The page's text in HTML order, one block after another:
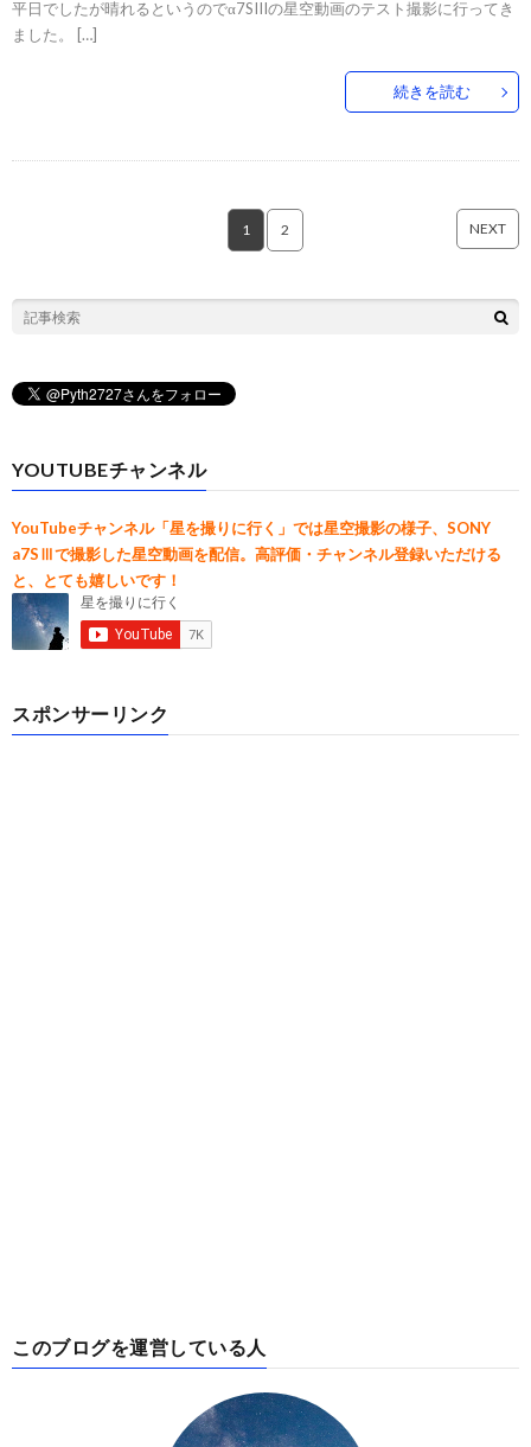
平日でしたが晴れるというのでα7SIIIの星空動画のテスト撮影に行ってき
ました。 […]
続きを読む
1 2 NEXT
YOUTUBEチャンネル
YouTubeチャンネル「星を撮りに行く」では星空撮影の様子、SONY
a7SⅢで撮影した星空動画を配信。高評価・チャンネル登録いただける
と、とても嬉しいです！
スポンサーリンク
このブログを運営している人